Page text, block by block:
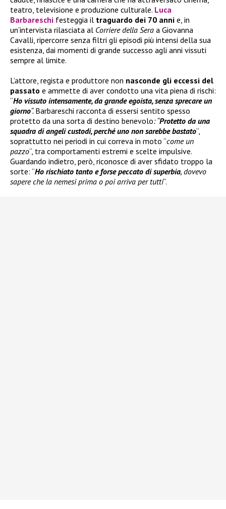
teatro, televisione e produzione culturale. Luca
Barbareschi festeggia il traguardo dei 70 anni e, in
un’intervista rilasciata al Corriere della Sera a Giovanna
Cavalli, ripercorre senza filtri gli episodi più intensi della sua
esistenza, dai momenti di grande successo agli anni vissuti
sempre al limite.
L’attore, regista e produttore non nasconde gli eccessi del
passato e ammette di aver condotto una vita piena di rischi:
“Ho vissuto intensamente, da grande egoista, senza sprecare un
giorno“. Barbareschi racconta di essersi sentito spesso
protetto da una sorta di destino benevolo: “Protetto da una
squadra di angeli custodi, perché uno non sarebbe bastato“,
soprattutto nei periodi in cui correva in moto “come un
pazzo“, tra comportamenti estremi e scelte impulsive.
Guardando indietro, però, riconosce di aver sfidato troppo la
sorte: “Ho rischiato tanto e forse peccato di superbia, dovevo
sapere che la nemesi prima o poi arriva per tutti“.